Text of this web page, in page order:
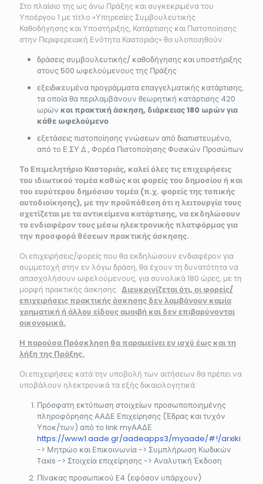
Στο πλαίσιο της ως άνω Πράξης και συγκεκριμένα του
Υποέργου 1 με τίτλο «Υπηρεσίες Συμβουλευτικής
Καθοδήγησης και Υποστήριξης, Κατάρτισης και Πιστοποίησης
στην Περιφερειακή Ενότητα Καστοριάς» θα υλοποιηθούν:
δράσεις συμβουλευτικής/ καθοδήγησης και υποστήριξης
στους 500 ωφελούμενους της Πράξης
εξειδικευμένα προγράμματα επαγγελματικής κατάρτισης,
τα οποία θα περιλαμβάνουν θεωρητική κατάρτισης 420
ωρών και πρακτική άσκηση, διάρκειας 180 ωρών για
κάθε ωφελούμενο
εξετάσεις πιστοποίησης γνώσεων από διαπιστευμένο,
από το Ε.ΣΥ.Δ., Φορέα Πιστοποίησης Φυσικών Προσώπων
Το Επιμελητήριο Καστοριάς, καλεί όλες τις επιχειρήσεις
του ιδιωτικού τομέα καθώς και φορείς του δημοσίου ή και
του ευρύτερου δημόσιου τομέα (π.χ. φορείς της τοπικής
αυτοδιοίκησης), με την προϋπόθεση ότι η λειτουργία τους
σχετίζεται με τα αντικείμενα κατάρτισης, να εκδηλώσουν
το ενδιαφέρον τους μέσω ηλεκτρονικής πλατφόρμας για
την προσφορά θέσεων πρακτικής άσκησης.
Οι επιχειρήσεις/φορείς που θα εκδηλώσουν ενδιαφέρον για
συμμετοχή στην εν λόγω δράση, θα έχουν τη δυνατότητα να
απασχολήσουν ωφελούμενους, για συνολικά 180 ώρες, με τη
μορφή πρακτικής άσκησης. Διευκρινίζεται ότι, οι φορείς/
επιχειρήσεις πρακτικής άσκησης δεν λαμβάνουν καμία
χρηματική ή άλλου είδους αμοιβή και δεν επιβαρύνονται
οικονομικά.
Η παρούσα Πρόσκληση θα παραμείνει εν ισχύ έως και τη
λήξη της Πράξης.
Οι επιχειρήσεις κατά την υποβολή των αιτήσεων θα πρέπει να
υποβάλουν ηλεκτρονικά τα εξής δικαιολογητικά:
Πρόσφατη εκτύπωση στοιχείων προσωποποιημένης
πληροφόρησης ΑΑΔΕ Επιχείρησης (Έδρας και τυχόν
Υποκ/των) από το link myΑΑΔΕ
https://www1.aade.gr/aadeapps3/myaade/#!/arxiki
-> Μητρώο και Επικοινωνία -> Συμπλήρωση Κωδικών
Taxis -> Στοιχεία επιχείρησης -> Αναλυτική Έκδοση
Πίνακας προσωπικού E4 (εφόσον υπάρχουν)